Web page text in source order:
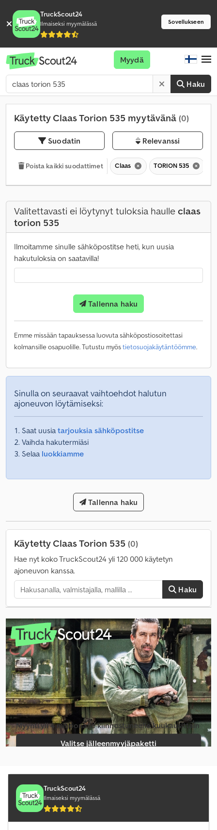
TruckScout24
Ilmaiseksi myymälässä Sovellukseen
Haku
Myydä
Käytetty Claas Torion 535 myytävänä (0)
Suodatin Relevanssi
Poista kaikki suodattimet Claas TORION 535
Valitettavasti ei löytynyt tuloksia haulleclaas
torion 535
Ilmoitamme sinulle sähköpostitse heti, kun uusia
hakutuloksia on saatavilla!
Tallenna haku
Emme missään tapauksessa luovuta sähköpostiosoitettasi
kolmansille osapuolille. Tutustu myöstietosuojakäytäntöömme.
Sinulla on seuraavat vaihtoehdot halutun
ajoneuvon löytämiseksi:
Saat uusia tarjouksia sähköpostitse
Vaihda hakutermiäsi
Selaa luokkiamme
Tallenna haku
Käytetty Claas Torion 535 (0)
Hae nyt koko TruckScout24 yli 120 000 käytetyn
ajoneuvon kanssa.
Haku
Myynti yli 4 miljoonalle kiinnostuneelle kuukausittain
Valitse jälleenmyyjäpaketti
TruckScout24
Ilmaiseksi myymälässä